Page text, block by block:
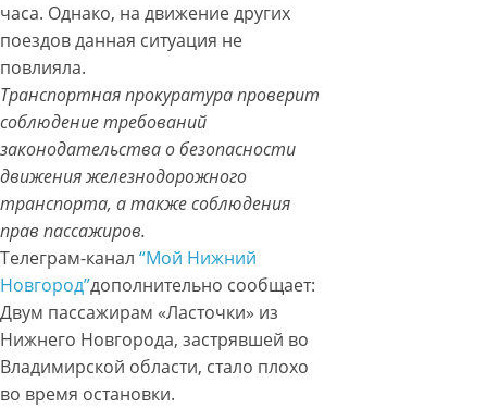
часа. Однако, на движение других
поездов данная ситуация не
повлияла.
Транспортная прокуратура проверит
соблюдение требований
законодательства о безопасности
движения железнодорожного
транспорта, а также соблюдения
прав пассажиров.
Телеграм-канал “Мой Нижний
Новгород”дополнительно сообщает:
Двум пассажирам «Ласточки» из
Нижнего Новгорода, застрявшей во
Владимирской области, стало плохо
во время остановки.